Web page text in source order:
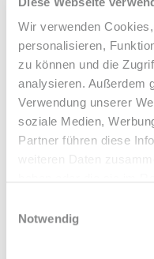
Wir verwenden
personalisieren,
zu können und die
analysieren. Außerdem
Verwendung unserer
soziale Medien,
Partner führen diese
Notwendig
Saisonale Peaks:
Webserver nur
CI/CD-Pipelines:
die Dauer eines